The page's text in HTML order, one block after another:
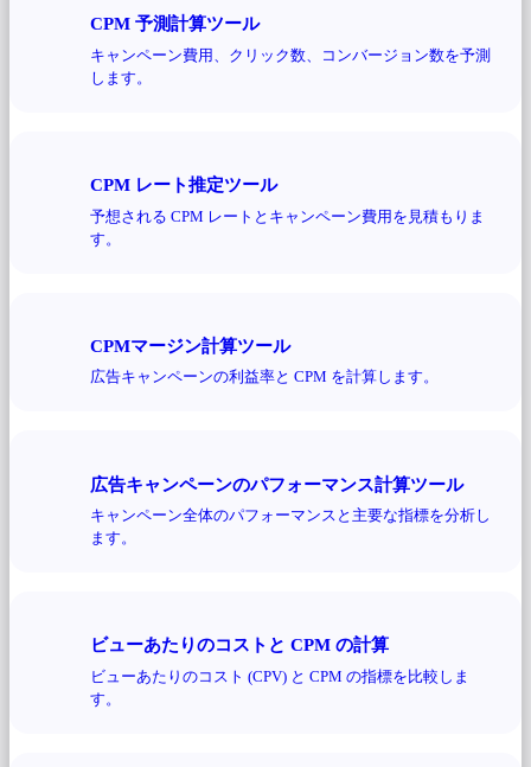
CPM 予測計算ツール
キャンペーン費用、クリック数、コンバージョン数を予測
します。
CPM レート推定ツール
予想される CPM レートとキャンペーン費用を見積もりま
す。
CPMマージン計算ツール
広告キャンペーンの利益率と CPM を計算します。
広告キャンペーンのパフォーマンス計算ツール
キャンペーン全体のパフォーマンスと主要な指標を分析し
ます。
ビューあたりのコストと CPM の計算
ビューあたりのコスト (CPV) と CPM の指標を比較しま
す。